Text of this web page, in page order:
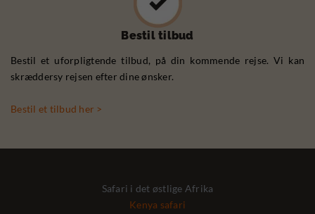
Bestil tilbud
Bestil et uforpligtende tilbud, på din kommende rejse. Vi kan
skræddersy rejsen efter dine ønsker.
Bestil et tilbud her >
Safari i det østlige Afrika
Kenya safari